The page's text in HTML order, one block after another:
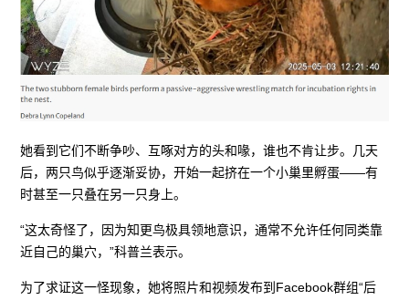
她看到它们不断争吵、互啄对方的头和喙，谁也不肯让步。几天
后，两只鸟似乎逐渐妥协，开始一起挤在一个小巢里孵蛋——有
时甚至一只叠在另一只身上。
“这太奇怪了，因为知更鸟极具领地意识，通常不允许任何同类靠
近自己的巢穴，”科普兰表示。
为了求证这一怪现象，她将照片和视频发布到Facebook群组“后